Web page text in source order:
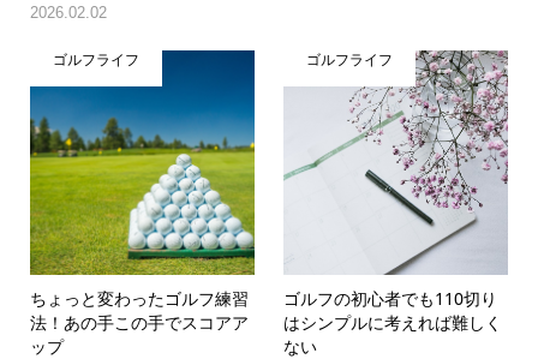
2026.02.02
ゴルフライフ
ちょっと変わったゴルフ練習
法！あの手この手でスコアア
ップ
ゴルフライフ
ゴルフの初心者でも110切り
はシンプルに考えれば難しく
ない